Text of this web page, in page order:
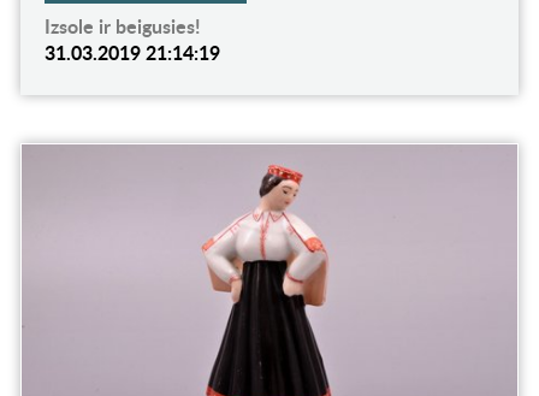
Izsole ir beigusies!
31.03.2019 21:14:19